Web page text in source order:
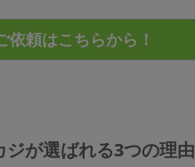
ジが選ばれる3つの理由